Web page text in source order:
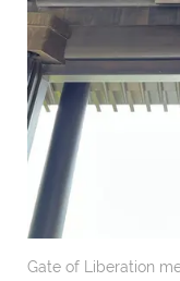
Gate of Liberation